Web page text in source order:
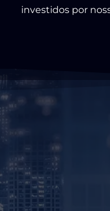
investidos por